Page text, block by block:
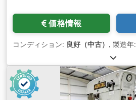
価格情報
コンディション: 良好（中古） , 製造年: